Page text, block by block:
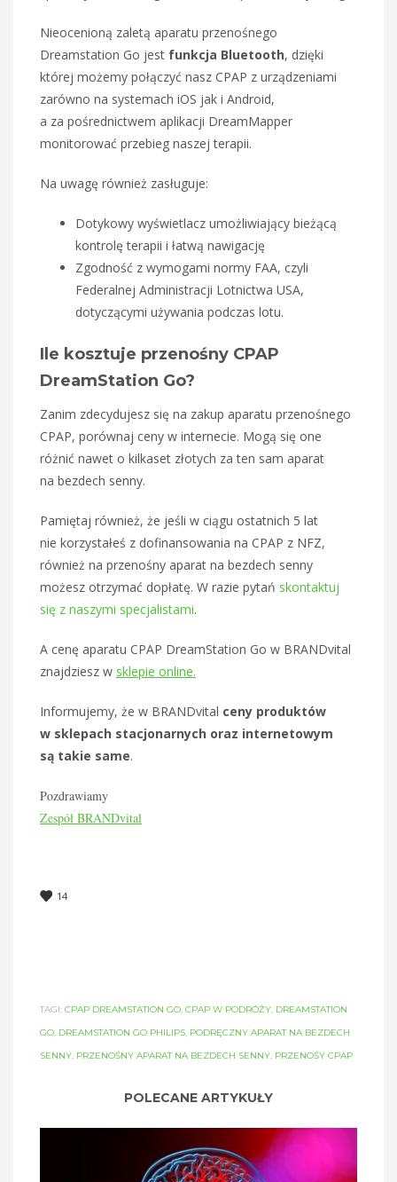
Nieocenioną zaletą aparatu przenośnego
Dreamstation Go jest funkcja Bluetooth, dzięki
której możemy połączyć nasz CPAP z urządzeniami
zarówno na systemach iOS jak i Android,
a za pośrednictwem aplikacji DreamMapper
monitorować przebieg naszej terapii.
Na uwagę również zasługuje:
Dotykowy wyświetlacz umożliwiający bieżącą
kontrolę terapii i łatwą nawigację
Zgodność z wymogami normy FAA, czyli
Federalnej Administracji Lotnictwa USA,
dotyczącymi używania podczas lotu.
Ile kosztuje przenośny CPAP
DreamStation Go?
Zanim zdecydujesz się na zakup aparatu przenośnego
CPAP, porównaj ceny w internecie. Mogą się one
różnić nawet o kilkaset złotych za ten sam aparat
na bezdech senny.
Pamiętaj również, że jeśli w ciągu ostatnich 5 lat
nie korzystałeś z dofinansowania na CPAP z NFZ,
również na przenośny aparat na bezdech senny
możesz otrzymać dopłatę. W razie pytań skontaktuj
się z naszymi specjalistami.
A cenę aparatu CPAP DreamStation Go w BRANDvital
znajdziesz w sklepie online.
Informujemy, że w BRANDvital ceny produktów
w sklepach stacjonarnych oraz internetowym
są takie same.
Pozdrawiamy
Zespół BRANDvital
14
TAGI: CPAP DREAMSTATION GO, CPAP W PODRÓŻY, DREAMSTATION
GO, DREAMSTATION GO PHILIPS, PODRĘCZNY APARAT NA BEZDECH
SENNY, PRZENOŚNY APARAT NA BEZDECH SENNY, PRZENOŚY CPAP
POLECANE ARTYKUŁY